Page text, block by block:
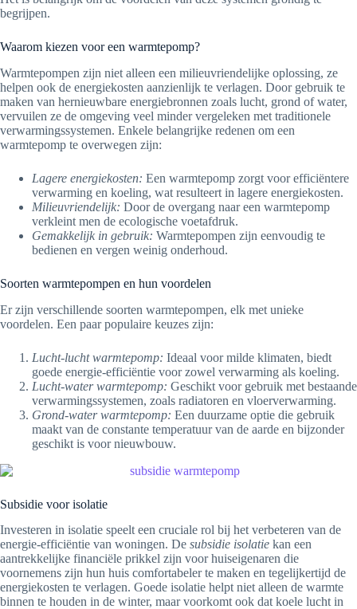
begrijpen.
Waarom kiezen voor een warmtepomp?
Warmtepompen zijn niet alleen een milieuvriendelijke oplossing, ze
helpen ook de energiekosten aanzienlijk te verlagen. Door gebruik te
maken van hernieuwbare energiebronnen zoals lucht, grond of water,
vervuilen ze de omgeving veel minder vergeleken met traditionele
verwarmingssystemen. Enkele belangrijke redenen om een
warmtepomp te overwegen zijn:
Lagere energiekosten: Een warmtepomp zorgt voor efficiëntere
verwarming en koeling, wat resulteert in lagere energiekosten.
Milieuvriendelijk: Door de overgang naar een warmtepomp
verkleint men de ecologische voetafdruk.
Gemakkelijk in gebruik: Warmtepompen zijn eenvoudig te
bedienen en vergen weinig onderhoud.
Soorten warmtepompen en hun voordelen
Er zijn verschillende soorten warmtepompen, elk met unieke
voordelen. Een paar populaire keuzes zijn:
Lucht-lucht warmtepomp: Ideaal voor milde klimaten, biedt
goede energie-efficiëntie voor zowel verwarming als koeling.
Lucht-water warmtepomp: Geschikt voor gebruik met bestaande
verwarmingssystemen, zoals radiatoren en vloerverwarming.
Grond-water warmtepomp: Een duurzame optie die gebruik
maakt van de constante temperatuur van de aarde en bijzonder
geschikt is voor nieuwbouw.
Subsidie voor isolatie
Investeren in isolatie speelt een cruciale rol bij het verbeteren van de
energie-efficiëntie van woningen. De subsidie isolatie kan een
aantrekkelijke financiële prikkel zijn voor huiseigenaren die
voornemens zijn hun huis comfortabeler te maken en tegelijkertijd de
energiekosten te verlagen. Goede isolatie helpt niet alleen de warmte
binnen te houden in de winter, maar voorkomt ook dat koele lucht in